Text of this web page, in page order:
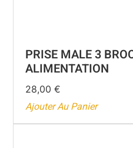
PRISE MALE 3
ALIMENTATION
28,00€
Ajouter Au Panier